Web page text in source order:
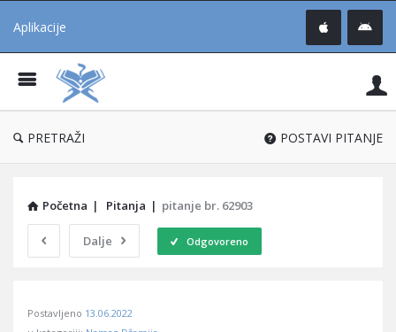
Aplikacije
®
PRETRAŽI POSTAVI PITANJE
Početna | Pitanja | pitanje br. 62903
Dalje Odgovoreno
Učene
Postavljeno 13.06.2022